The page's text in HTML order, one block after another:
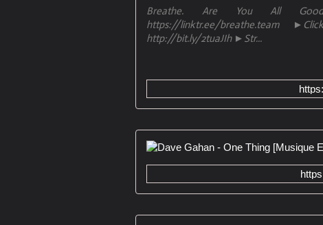
Breathe. Are You All
https://linktr.ee/breathe.team
http://bit.ly/2tuaJIh ►Str...